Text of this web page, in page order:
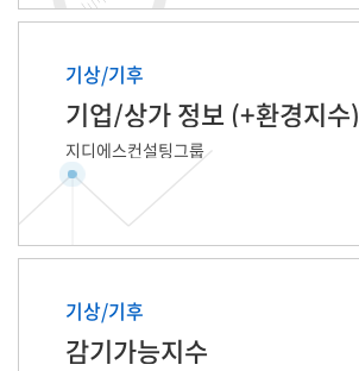
기상/기후
기업/상가 정보 (+환경지수)
지디에스컨설팅그룹
기상/기후
감기가능지수